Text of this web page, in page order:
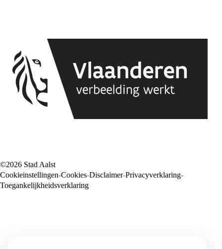
©2026 Stad Aalst
Voet
Cookieinstellingen Cookies Disclaimer Privacyverklaring
Toegankelijkheidsverklaring